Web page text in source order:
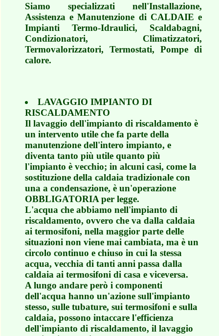
Siamo specializzati nell'Installazione,
Assistenza e Manutenzione di CALDAIE e
Impianti Termo-Idraulici, Scaldabagni,
Condizionatori, Climatizzatori,
Termovalorizzatori, Termostati, Pompe di
calore.
LAVAGGIO IMPIANTO DI
RISCALDAMENTO
Il lavaggio dell'impianto di riscaldamento è
un intervento utile che fa parte della
manutenzione dell'intero impianto, e
diventa tanto più utile quanto più
l'impianto è vecchio; in alcuni casi, come la
sostituzione della caldaia tradizionale con
una a condensazione, è un'operazione
OBBLIGATORIA per legge.
L'acqua che abbiamo nell'impianto di
riscaldamento, ovvero che va dalla caldaia
ai termosifoni, nella maggior parte delle
situazioni non viene mai cambiata, ma è un
circolo continuo e chiuso in cui la stessa
acqua, vecchia di tanti anni passa dalla
caldaia ai termosifoni di casa e viceversa.
A lungo andare però i componenti
dell'acqua hanno un'azione sull'impianto
stesso, sulle tubature, sui termosifoni e sulla
caldaia, possono intaccare l'efficienza
dell'impianto di riscaldamento, il lavaggio